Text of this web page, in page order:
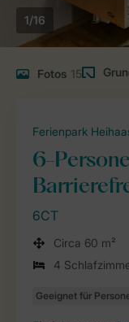
1/16
Fotos 15
Ferienpark
6-
6CT
Circa 60 m²
4